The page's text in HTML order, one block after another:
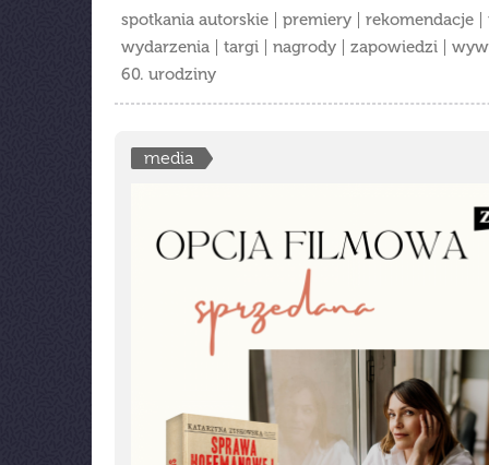
spotkania autorskie premiery rekomendacje
wydarzenia
targi nagrody zapowiedzi
60. urodziny
media